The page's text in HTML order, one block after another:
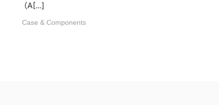
（A[...]
Case & Components